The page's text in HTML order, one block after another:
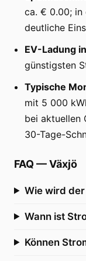
ca. € 0.00;
deutliche
EV-Ladung
günstigsten
Typische
mit 5 000
bei aktuellen
30-Tage-
FAQ —Växjö
Wie wird
Wann ist
Können